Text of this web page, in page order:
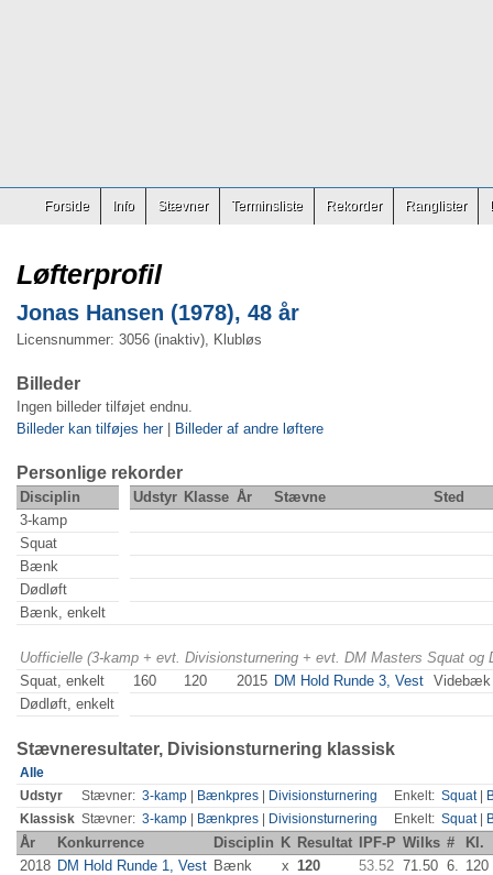
Forside Info Stævner Terminsliste Rekorder Ranglister
Løfterprofil
Jonas Hansen (1978), 48 år
Licensnummer: 3056 (inaktiv), Klubløs
Billeder
Ingen billeder tilføjet endnu.
Billeder kan tilføjes her| Billeder af andre løftere
Personlige rekorder
Disciplin Udstyr Klasse År Stævne
Sted
3-kamp
Squat
Bænk
Dødløft
Bænk, enkelt
Uofficielle (3-kamp + evt. Divisionsturnering + evt. DM Masters Squat
Squat, enkelt
160 120 2015 DM Hold Runde 3, Vest Videbæk
Dødløft, enkelt
Stævneresultater, Divisionsturnering klassisk
Alle
Udstyr
Stævner: 3-kamp Bænkpres Divisionsturnering Enkelt: Squat|
Klassisk Stævner: 3-kamp Bænkpres Divisionsturnering Enkelt: Squat|
År Konkurrence Disciplin K Resultat IPF-P Wilks #
Kl.
2018 DM Hold Runde 1, Vest Bænk x 120 53.52 71.50 6. 120